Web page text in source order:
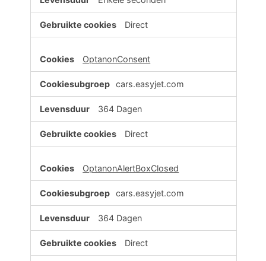
Direct
OptanonConsent
cars.easyjet.com
364 Dagen
Direct
OptanonAlertBoxClosed
cars.easyjet.com
364 Dagen
Direct